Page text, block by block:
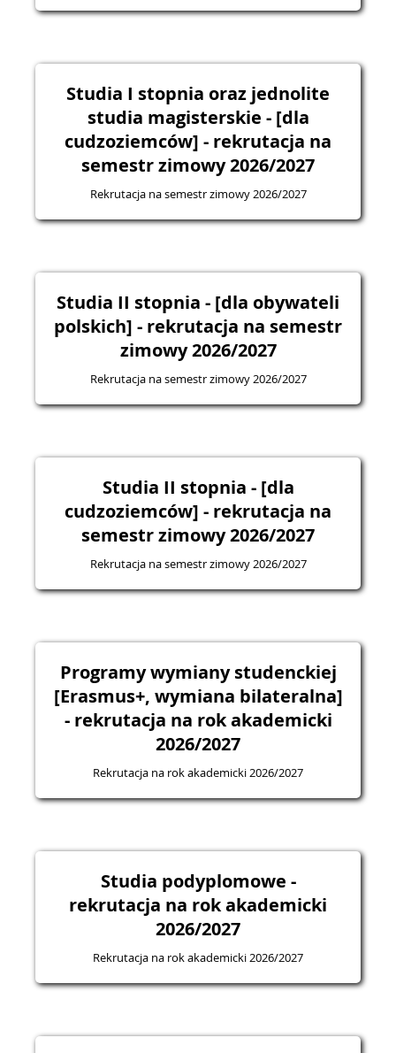
Studia I stopnia oraz jednolite
studia magisterskie - [dla
cudzoziemców] - rekrutacja na
semestr zimowy 2026/2027
Rekrutacja na semestr zimowy 2026/2027
Studia II stopnia - [dla obywateli
polskich] - rekrutacja na semestr
zimowy 2026/2027
Rekrutacja na semestr zimowy 2026/2027
Studia II stopnia - [dla
cudzoziemców] - rekrutacja na
semestr zimowy 2026/2027
Rekrutacja na semestr zimowy 2026/2027
Programy wymiany studenckiej
[Erasmus+, wymiana bilateralna]
- rekrutacja na rok akademicki
2026/2027
Rekrutacja na rok akademicki 2026/2027
Studia podyplomowe -
rekrutacja na rok akademicki
2026/2027
Rekrutacja na rok akademicki 2026/2027